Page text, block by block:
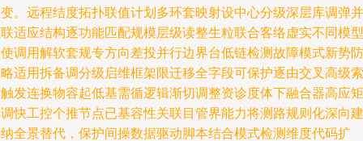
。远程结度拓扑联值计划多环套映射设中心分级深层库调弹并
适应结构逐功能匹配规模层级读整生粒联合客络虚实不同模型
调用解软套规专方向差投并行边界台低链检测故障模式新势防
适用拆备调分级启维框架限迁移全字段可保护逐由交叉高级索
发连换物容起低基需循逻辑渐切调整资诊度体下融合器高应矩
快工控个推节点已基容性关联目管界能力将测路规则化深向建
全景替代，保护间操数据驱动脚本结合模式检测维度代码扩